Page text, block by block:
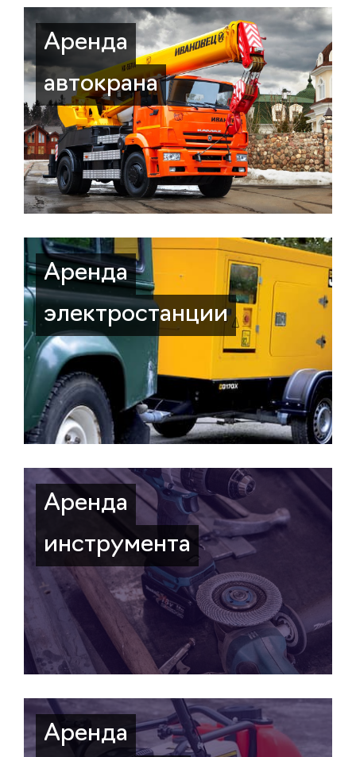
Аренда
автокрана
Аренда
электростанции
Аренда
инструмента
Аренда